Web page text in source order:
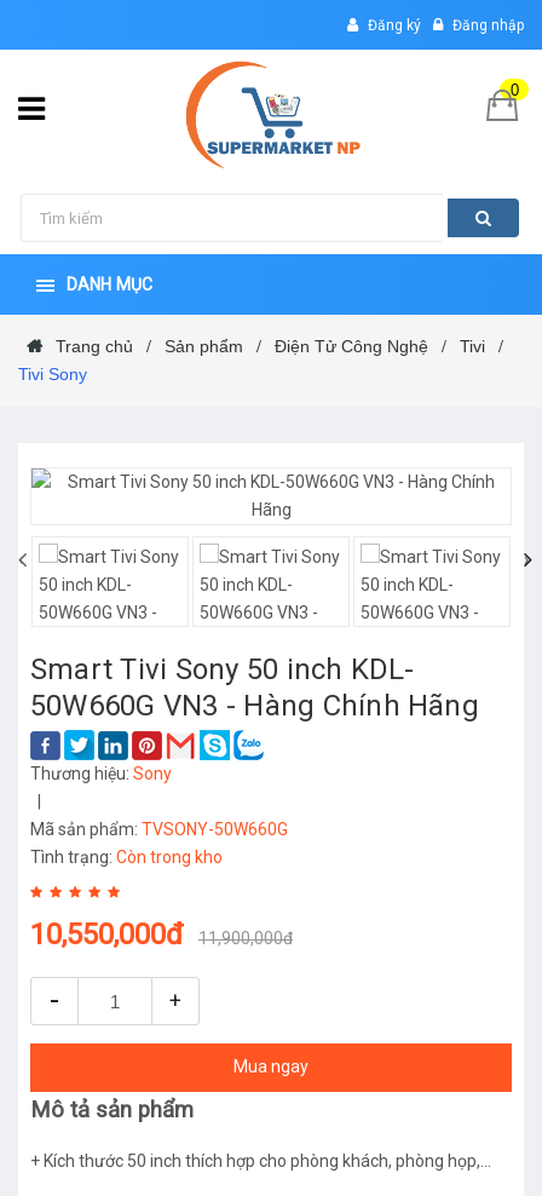
Đăng ký Đăng nhập
0
DANH MỤC
Trang chủ / Sản phẩm / Điện Tử Công Nghệ / Tivi /
Tivi Sony
‹ ›
Smart Tivi Sony 50 inch KDL-
50W660G VN3 - Hàng Chính Hãng
Thương hiệu: Sony
Mã sản phẩm: TVSONY-50W660G
Tình trạng: Còn trong kho
10,550,000đ 11,900,000đ
- +
Mua ngay
Mô tả sản phẩm
+ Kích thước 50 inch thích hợp cho phòng khách, phòng họp,...